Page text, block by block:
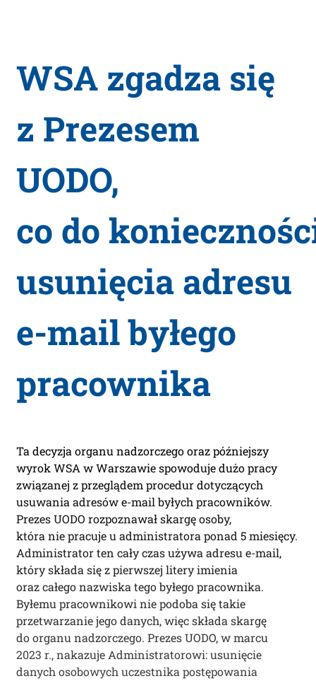
WSA zgadza się
z Prezesem
UODO,
co do
usunięcia adresu
e-mail byłego
pracownika
Ta decyzja organu nadzorczego oraz późniejszy
wyrok WSA w Warszawie spowoduje dużo pracy
związanej z przeglądem procedur dotyczących
usuwania adresów e-mail byłych pracowników.
Prezes UODO rozpoznawał skargę osoby,
która nie pracuje u administratora ponad 5 miesięcy.
Administrator ten cały czas używa adresu e-mail,
który składa się z pierwszej litery imienia
oraz całego nazwiska tego byłego pracownika.
Byłemu pracownikowi nie podoba się takie
przetwarzanie jego danych, więc składa skargę
do organu nadzorczego. Prezes UODO, w marcu
2023 r., nakazuje Administratorowi: usunięcie
danych osobowych uczestnika postępowania